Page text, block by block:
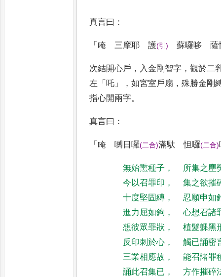
真言曰 ：
「 唵 三摩耶 護(引) 蘇囉哆 薩
次結開心戶 ， 入金剛智字 ，觀於二
左 「吒 」，如宮室戶扇 ，殊勝金剛
指心開兩字。
真言曰 ：
「 唵 嚩日囉(二合)滿馱 怛囉(二合)
無始熏種子 ，
所集之塵
今以召罪印 ，
集之欲摧
十度堅固縛 ，
忍願申如
進力屈如鉤 ，
心想召諸
想彼眾罪狀 ，
植髮躶黑
反印刺於心 ，
觸已誦密
三業相應故 ，
能召諸罪
誦此召集已 ， 方作摧碎